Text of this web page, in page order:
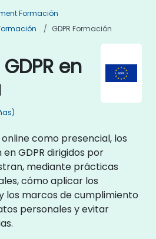
Formación
GDPR Formación
en
como presencial, los
GDPR dirigidos por
mediante prácticas
cómo aplicar los
los marcos de cumplimiento
personales y evitar